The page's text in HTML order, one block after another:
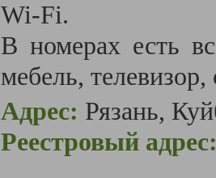
Wi-Fi.
В номерах есть
мебель,
Адрес: Рязань,
Реестровый адрес